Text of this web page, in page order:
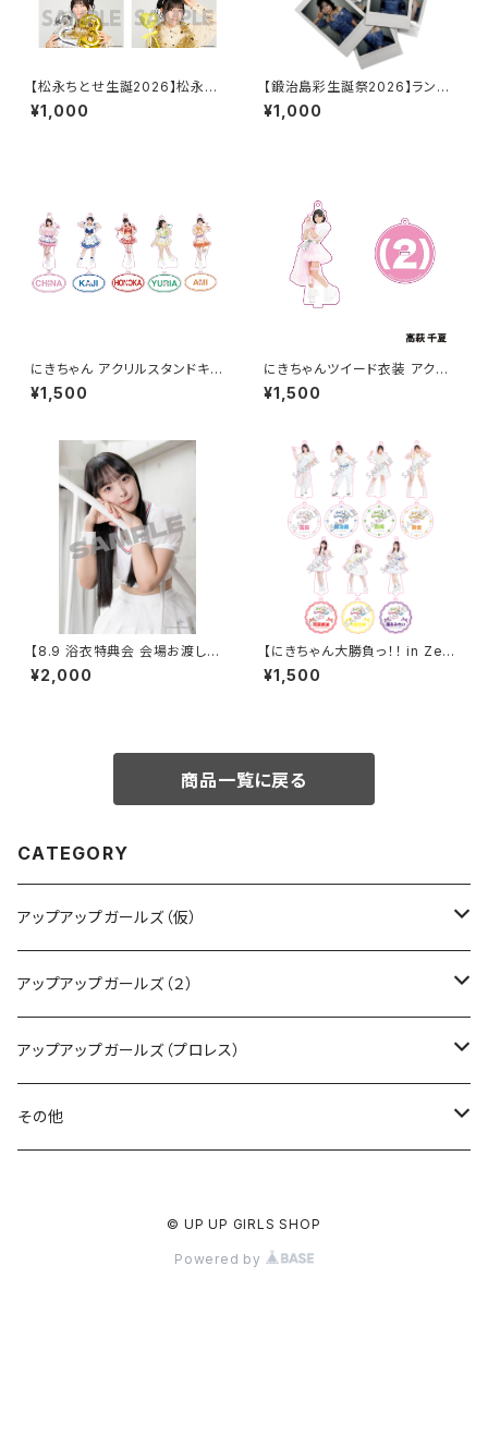
【松永ちとせ生誕2026】松永ち
とせ生誕2026 L判生写真（2枚
入り）
¥1,000
【鍛治島彩生誕祭2026】ランダ
ムチェキ
¥1,000
にきちゃん アクリルスタンドキー
ホルダー（にきちゃんサンバ衣
装）
¥1,500
にきちゃんツイード衣装 アクリ
ルキーホルダー
¥1,500
【8.9 浴衣特典会 会場お渡し限
定】高見汐珠 アザーカットポー
トレート ※発送はいたしません
¥2,000
【にきちゃん大勝負っ！！ in Zep
p DiverCity】アクリルスタンド
キーホルダー
¥1,500
商品一覧に戻る
CATEGORY
アップアップガールズ（仮）
CD・DVD・Blu-ray
Tシャツ
other
アップアップガールズ（２）
Blu-ray
Tシャツ
アップアップガールズ（プロレス）
Tシャツ
その他
© UP UP GIRLS SHOP
Powered by